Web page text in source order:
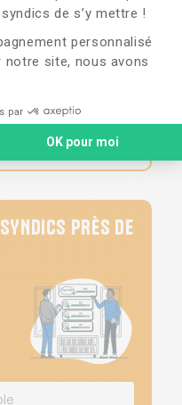
de s’y mettre !
personnalisé
site, nous avons
par
OK pour moi
doit
avant la
Générale. Si le
annulé.
PRÈS DE